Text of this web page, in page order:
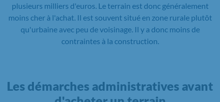
plusieurs milliers d'euros. Le terrain est donc généralement
moins cher à l'achat. Il est souvent situé en zone rurale plutôt
qu'urbaine avec peu de voisinage. Il y a donc moins de
contraintes à la construction.
Les démarches administratives avant